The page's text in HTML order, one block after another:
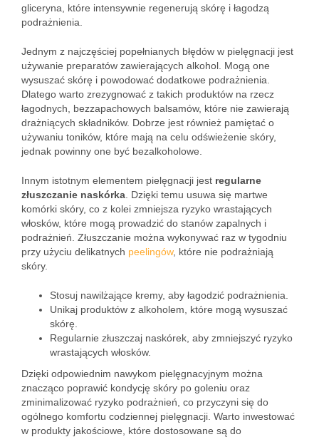
gliceryna, które intensywnie regenerują skórę i łagodzą
podrażnienia.
Jednym z najczęściej popełnianych błędów w pielęgnacji jest
używanie preparatów zawierających alkohol. Mogą one
wysuszać skórę i powodować dodatkowe podrażnienia.
Dlatego warto zrezygnować z takich produktów na rzecz
łagodnych, bezzapachowych balsamów, które nie zawierają
drażniących składników. Dobrze jest również pamiętać o
używaniu toników, które mają na celu odświeżenie skóry,
jednak powinny one być bezalkoholowe.
Innym istotnym elementem pielęgnacji jest regularne
złuszczanie naskórka . Dzięki temu usuwa się martwe
komórki skóry, co z kolei zmniejsza ryzyko wrastających
włosków, które mogą prowadzić do stanów zapalnych i
podrażnień. Złuszczanie można wykonywać raz w tygodniu
przy użyciu delikatnych peelingów, które nie podrażniają
skóry.
Stosuj nawilżające kremy, aby łagodzić podrażnienia.
Unikaj produktów z alkoholem, które mogą wysuszać
skórę.
Regularnie złuszczaj naskórek, aby zmniejszyć ryzyko
wrastających włosków.
Dzięki odpowiednim nawykom pielęgnacyjnym można
znacząco poprawić kondycję skóry po goleniu oraz
zminimalizować ryzyko podrażnień, co przyczyni się do
ogólnego komfortu codziennej pielęgnacji. Warto inwestować
w produkty jakościowe, które dostosowane są do